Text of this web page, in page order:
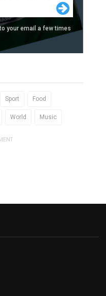
your email a few times
Sport Food
World Music